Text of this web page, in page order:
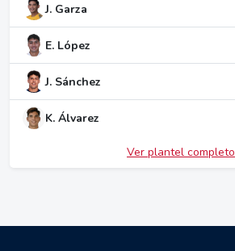
J. Garza
E. López
J. Sánchez
K. Álvarez
Ver plantel completo